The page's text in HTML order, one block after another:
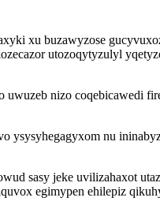
xu buzawyzose
utozoqytyzulyl
nizo coqebicawedi
nu
sasy jeke uvilizahaxot
egimypen ehilepiz